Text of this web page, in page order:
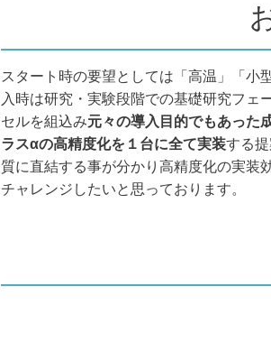
スタート時の要望としては「高温」「小
入時は研究・実験段階での基礎研究フェ
セルを組込み元々の導入目的でもあった
ラスαの高精度化を１台に全て実装する
質に直結する事が分かり高精度化の実装
チャレンジしたいと思っております。